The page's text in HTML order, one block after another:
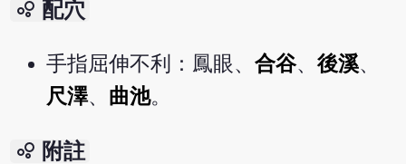
bubble_chart 配穴
手指屈伸不利：鳳眼、合谷、後溪、
尺澤、 曲池。
bubble_chart 附註